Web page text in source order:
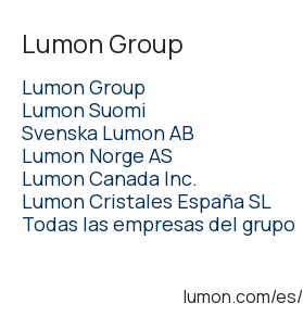
Lumon Group
Lumon Group
Lumon Suomi
Svenska Lumon AB
Lumon Norge AS
Lumon Canada Inc.
Lumon Cristales España SL
Todas las empresas del grupo
lumon.com/es/